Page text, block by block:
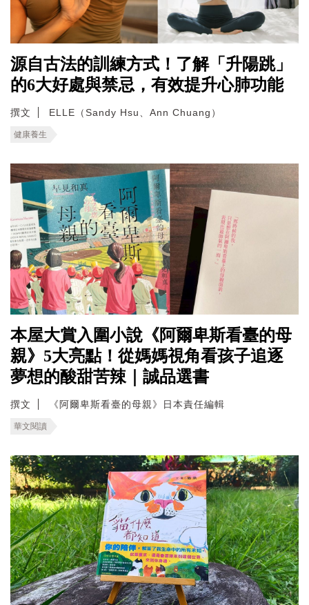
源自古法的訓練方式！了解「升陽跳」
的6大好處與禁忌，有效提升心肺功能
撰文 ELLE（Sandy Hsu、Ann Chuang）
健康養生
本屋大賞入圍小說《阿爾卑斯看臺的母
親》5大亮點！從媽媽視角看孩子追逐
夢想的酸甜苦辣｜誠品選書
撰文 《阿爾卑斯看臺的母親》日本責任編輯
華文閱讀